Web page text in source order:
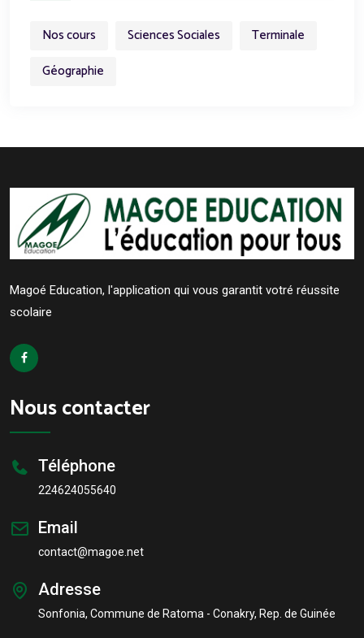
Nos cours Sciences Sociales
Terminale
Géographie
Magoé Education, l'application qui vous garantit votré réussite
scolaire
Nous contacter
Téléphone
224624055640
Email
contact@magoe.net
Adresse
Sonfonia, Commune de Ratoma - Conakry, Rep. de Guinée